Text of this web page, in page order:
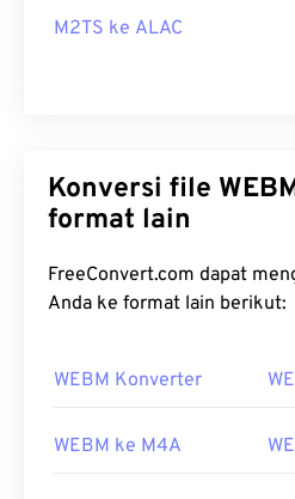
M2TS ke ALAC
Konversi file WEBM Anda ke
format lain
FreeConvert.com dapat
Anda ke format lain berikut:
WEBM Konverter
WEBM ke M4A